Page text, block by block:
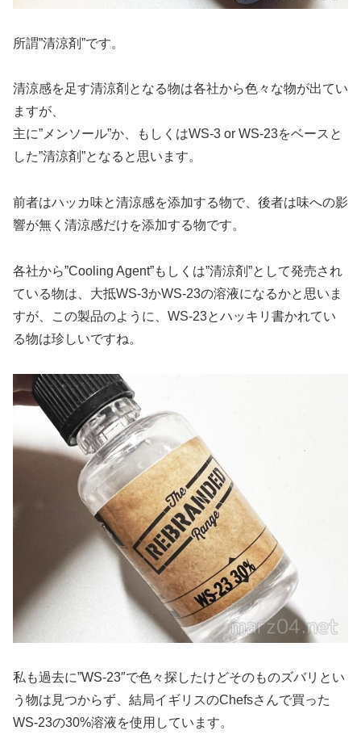
所謂”清涼剤”です。
清涼感を足す清涼剤となる物は各社から色々な物が出てい
ますが、
主に”メンソール”か、もしくはWS-3 or WS-23をベースと
した”清涼剤”となると思います。
前者はハッカ味と清涼感を添加する物で、後者は味への影
響が無く清涼感だけを添加する物です。
各社から”Cooling Agent”もしくは”清涼剤”として発売され
ている物は、大抵WS-3かWS-23の溶液になるかと思いま
すが、この製品のように、WS-23とハッキリ書かれてい
る物は珍しいですね。
私も過去に”WS-23″で色々探したけどそのものズバリとい
う物は見つからず、結局イギリスのChefsさんで買った
WS-23の30%溶液を使用しています。